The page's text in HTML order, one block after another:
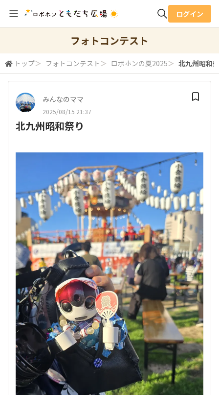
検索
ログイン
フォトコンテスト
トップ＞ フォトコンテスト ＞ ロボホンの夏2025＞ 北九州昭和
みんなのママ
2025/08/15 21:37
北九州昭和祭り